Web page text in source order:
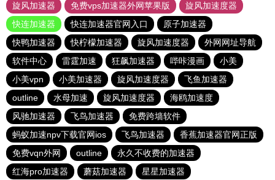
旋风加速器
免费vps加速器外网苹果版
旋风加速度器
快连加速器
快连加速器官网入口
原子加速器
快鸭加速器
快柠檬加速器 旋风加速度器
外网网址导航
软件中心
雷霆加速 狂飙加速器 哔咔漫画
小美
小美vpn
小美加速器 旋风加速度器
飞鱼加速器
outline
水母加速 旋风加速度器
海鸥加速度
风驰加速器
飞鸟加速器
免费跨墙软件
蚂蚁加速npv下载官网ios
飞鸟加速器
香蕉加速器官网正版
免费vqn外网
outline
永久不收费的加速器
红海pro加速器
蘑菇加速器 星星加速器